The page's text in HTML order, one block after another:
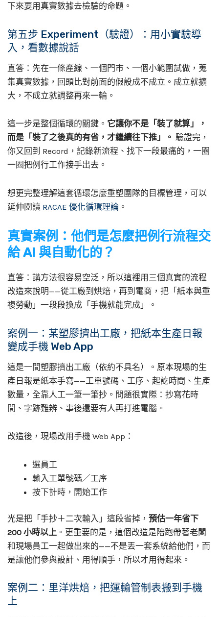
下來要用真實數據去檢驗的命題。
第五步 Experiment（驗證）：用小實驗導
入，看數據說話
直答：先在一條產線、一個門市、一個小範圍試做，蒐
集真實數據，回頭比對前面的假設成不成立。成立就擴
大，不成立就調整再來一輪。
這一步是整個循環的關鍵。 它讓你不是「裝了就算」，
而是「裝了之後真的有省，才繼續往下推」。 驗證完，
你又回到 Record，記錄新流程、找下一段最痛的，一圈
一圈把例行工作接手出去。
想更完整理解這套循環怎麼重塑團隊的目標管理，可以
延伸閱讀 RACAE 優化循環理論 。
真實案例：他們是怎麼把例行流程交
給 AI 與自動化的？
直答：講方法很容易空泛，所以這裡用三個真實的流程
改造來說明——從工廠到烘焙，再到電商，把「紙本與重
複勞動」一段段換成「手機就能完成」。
案例一：某塑膠擠出工廠，把紙本生產日報
變成手機 Web App
這是一間塑膠擠出工廠（依約不具名）。原本現場的生
產日報是紙本手寫——工單號碼、工序、起訖時間、生產
數量，全靠人工一筆一筆抄。問題很實際：抄寫花時
間、字跡難辨、事後還要有人再打進電腦。
改造後，現場改用手機 Web App：
選員工
輸入工單號碼／工序
按下計時，開始工作
光是把「手抄＋二次輸入」這段省掉， 預估一年省下
200 小時以上 。更重要的是，這個改造是陪跑帶著老闆
和現場員工一起做出來的——不是丟一套系統給他們，而
是讓他們參與設計、用得順手，所以才用得起來。
案例二：里洋烘焙，把運輸管制表搬到手機
上